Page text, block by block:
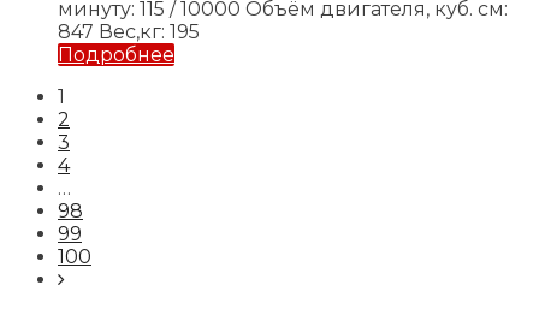
минуту: 115 / 10000 Объём двигателя, куб. см:
847 Вес,кг: 195
Подробнее
1
2
3
4
…
98
99
100